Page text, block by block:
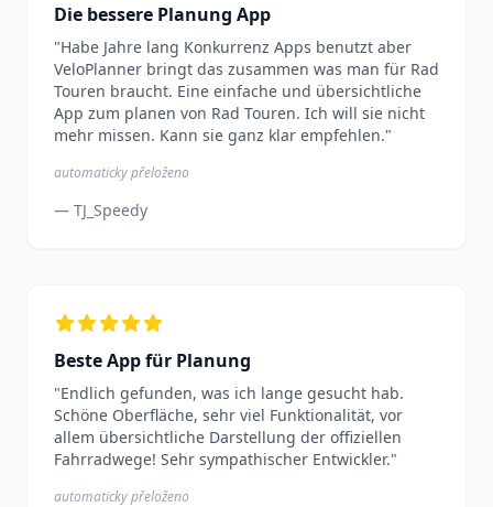
Die bessere Planung App
"Habe Jahre lang Konkurrenz Apps benutzt aber
VeloPlanner bringt das zusammen was man für Rad
Touren braucht. Eine einfache und übersichtliche
App zum planen von Rad Touren. Ich will sie nicht
mehr missen. Kann sie ganz klar empfehlen."
automaticky přeloženo
— TJ_Speedy
Beste App für Planung
"Endlich gefunden, was ich lange gesucht hab.
Schöne Oberfläche, sehr viel Funktionalität, vor
allem übersichtliche Darstellung der offiziellen
Fahrradwege! Sehr sympathischer Entwickler."
automaticky přeloženo